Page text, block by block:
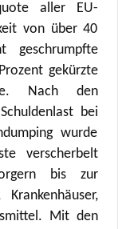
aller EU-
von über 40
geschrumpfte
gekürzte
Nach den
bei
wurde
verscherbelt
bis zur
Mit den